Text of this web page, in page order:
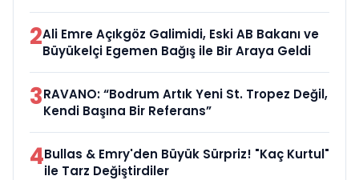
2Ali Emre Açıkgöz Galimidi, Eski AB Bakanı ve
Büyükelçi Egemen Bağış ile Bir Araya Geldi
3RAVANO: “Bodrum Artık Yeni St. Tropez Değil,
Kendi Başına Bir Referans”
4Bullas & Emry'den Büyük Sürpriz! "Kaç Kurtul"
ile Tarz Değiştirdiler